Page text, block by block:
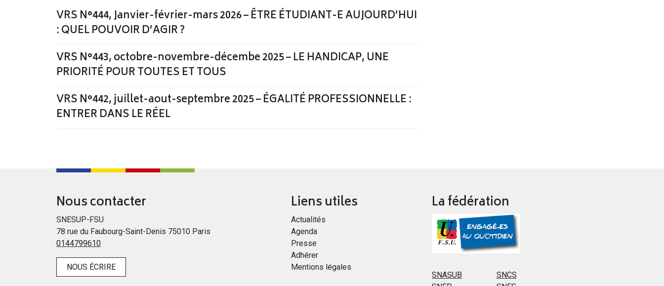
VRS N°444, Janvier-février-mars 2026 – ÊTRE ÉTUDIANT-E AUJOURD’HUI
: QUEL POUVOIR D’AGIR ?
VRS N°443, octobre-novembre-décembe 2025 – LE HANDICAP, UNE
PRIORITÉ POUR TOUTES ET TOUS
VRS N°442, juillet-aout-septembre 2025 – ÉGALITÉ PROFESSIONNELLE :
ENTRER DANS LE RÉEL
Nous contacter
SNESUP-FSU
78 rue du Faubourg-Saint-Denis 75010 Paris
0144799610
NOUS ÉCRIRE
Liens utiles
Actualités
Agenda
Presse
Adhérer
Mentions légales
La fédération
SNASUB
SNCS